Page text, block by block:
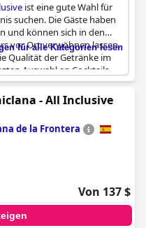
ist eine gute Wahl für
suchen. Die Gäste haben
und können sich in den
vor Ort verwöhnen lassen.
Qualität der Getränke im
Auswahl an Cocktails
wünschen übrig ließ.
und schmackhaft,
Restaurant gefiel.
Gegend und die
Gäste angaben, dass
fand die Mehrheit, dass
war. Das Hotel bietet ein
aus Automaten
Gäste waren von der
beeindruckt. Für
Inclusive-Urlaub suchen,
Wahl.
für alle Kategorien lesen
- All Inclusive
de la Frontera
Von 137 $